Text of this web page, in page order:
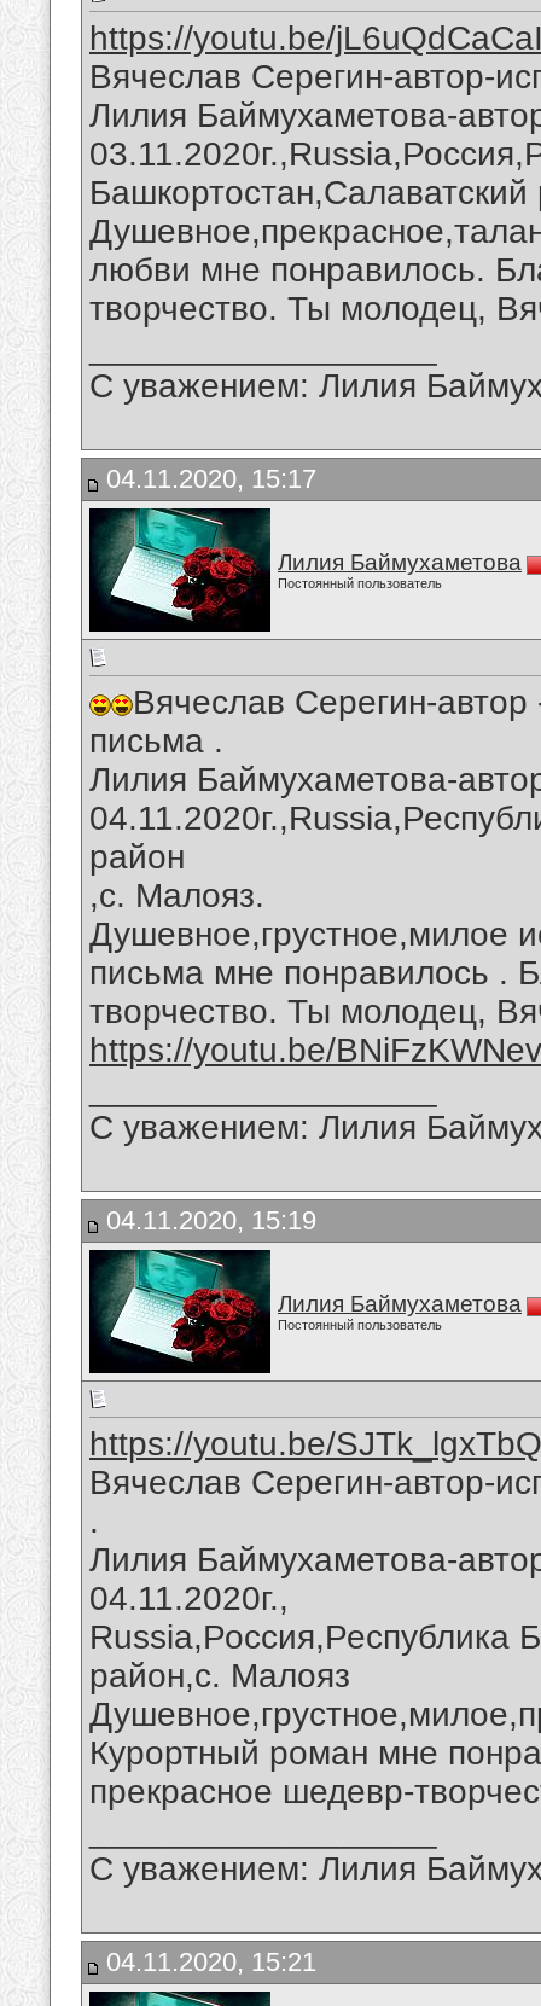
https://youtu.be/
Вячеслав Серегин-автор-
Лилия Баймухаметова-
любви мне понравилось.
творчество. Ты молодец,
С уважением: Лилия
04.11.2020, 15:17
Лилия Баймухаметова
Постоянный пользователь
Вячеслав Серегин-
письма .
Лилия Баймухаметова-
район
,с. Малояз.
Душевное,грустное,милое
письма мне понравилось .
творчество. Ты молодец,
https://youtu.be/
С уважением: Лилия
04.11.2020, 15:19
Лилия Баймухаметова
Постоянный пользователь
https://youtu.be/SJTk_lgxTbQ
Вячеслав Серегин-автор-
.
Лилия Баймухаметова-
04.11.2020г.,
Russia,Россия,Республика
район,с. Малояз
Курортный роман мне
прекрасное шедевр-
С уважением: Лилия
04.11.2020, 15:21